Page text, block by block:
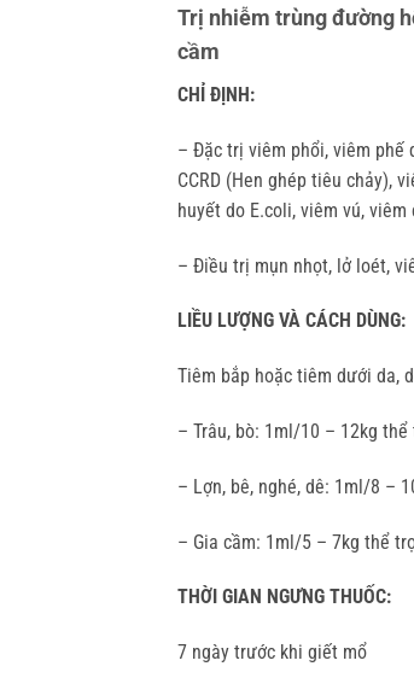
Trị nhiễm trùng đường
cầm
CHỈ ĐỊNH:
– Đặc trị viêm phổi, viêm phế
CCRD (Hen ghép tiêu chảy),
huyết do E.coli, viêm vú, viêm
– Điều trị mụn nhọt, lở loét,
LIỀU LƯỢNG VÀ CÁCH DÙNG:
Tiêm bắp hoặc tiêm dưới da,
– Trâu, bò: 1ml/10 – 12kg
– Lợn, bê, nghé, dê: 1ml/8 –
– Gia cầm: 1ml/5 – 7kg thể
THỜI GIAN NGƯNG THUỐC:
7 ngày trước khi giết mổ